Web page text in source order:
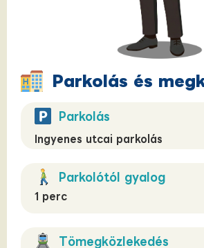
Parkolás és
Parkolás
Ingyenes utcai parkolás
Parkolótól gyalog
1 perc
Tömegközlekedés